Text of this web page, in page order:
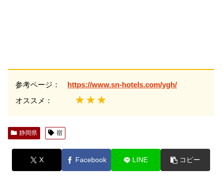
参考ページ： https://www.sn-hotels.com/ygh/
オススメ： ★★★
静岡県 宿
X Facebook LINE コピー